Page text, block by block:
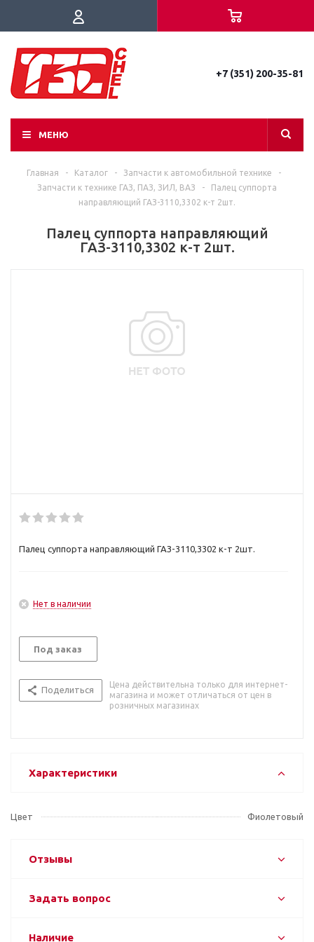
+7 (351) 200-35-81
МЕНЮ
Главная - Каталог - Запчасти к автомобильной технике
-
Запчасти к технике ГАЗ, ПАЗ, ЗИЛ, ВАЗ
-
Палец суппорта
направляющий ГАЗ-3110,3302 к-т 2шт.
Палец суппорта направляющий
ГАЗ-3110,3302 к-т 2шт.
Палец суппорта направляющий ГАЗ-3110,3302 к-т 2шт.
Нет в наличии
Под заказ
Поделиться
Цена действительна только для интернет-
магазина и может отличаться от цен в
розничных магазинах
Характеристики
Цвет Фиолетовый
Отзывы
Задать вопрос
Наличие